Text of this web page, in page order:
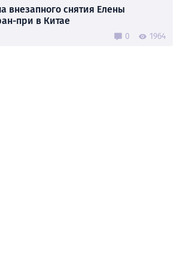
внезапного снятия Елены
при в Китае
0 1964